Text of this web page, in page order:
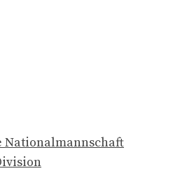
Nationalmannschaft